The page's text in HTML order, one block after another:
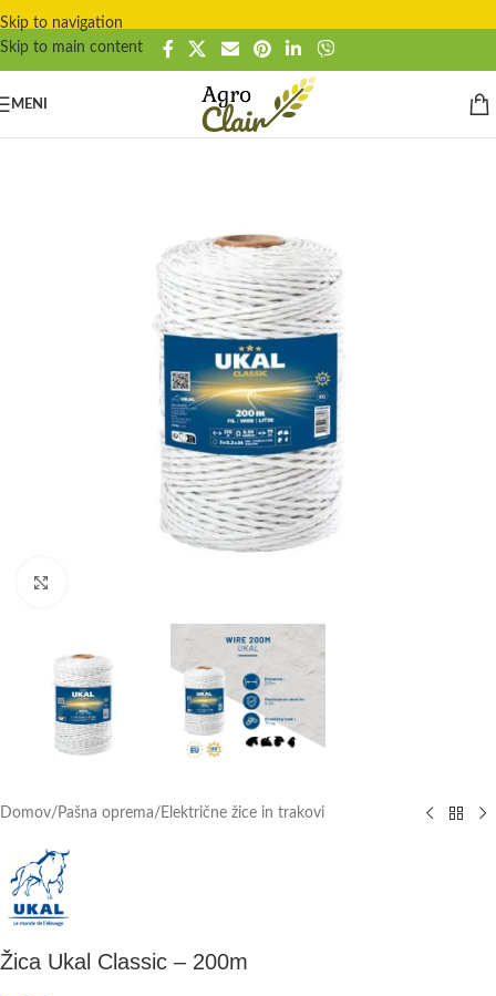
Skip to navigation
Skip to main content
MENI
Domov/ Pašna oprema/ Električne žice in trakovi
Žica Ukal Classic – 200m